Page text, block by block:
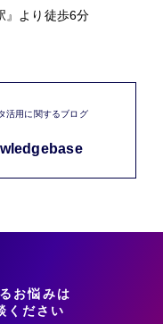
より徒歩6分
活用に関するブログ
お悩みは
ください